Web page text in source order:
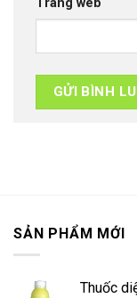
Trang web
SẢN PHẨM MỚI
Thuốc